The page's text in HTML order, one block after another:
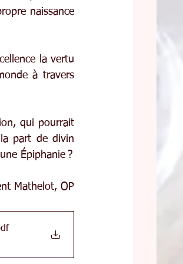
naissance
la vertu
à travers
qui pourrait
part de divin
Épiphanie ?
Mathelot, OP